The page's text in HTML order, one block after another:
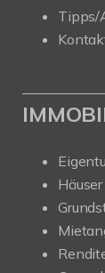
Tipps/